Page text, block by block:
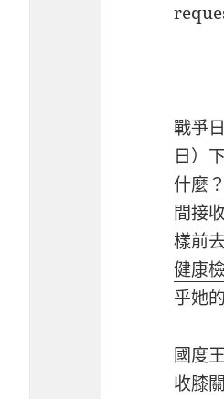
戰爭
日）
什麼
間接
樣前
健康
乎她
國度
收膝